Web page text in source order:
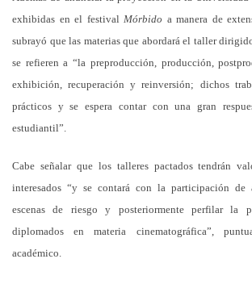
exhibidas en el festival Mórbido a manera de
subrayó que las materias que abordará el taller
se refieren a “la preproducción, producción,
exhibición, recuperación y reinversión; dichos
prácticos y se espera contar con una gran
estudiantil”.
Cabe señalar que los talleres pactados tendrán
interesados “y se contará con la participación de
escenas de riesgo y posteriormente perfilar la
diplomados en materia cinematográfica”,
académico.